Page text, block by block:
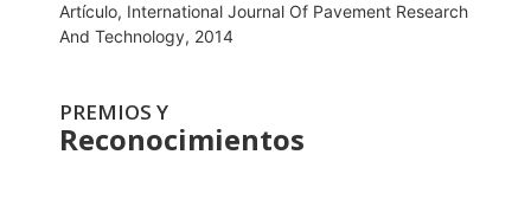
Artículo, International Journal Of Pavement Research
And Technology, 2014
PREMIOS Y
Reconocimientos